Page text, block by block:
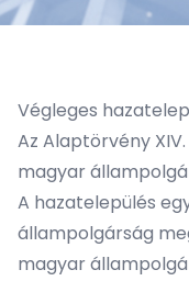
Végleges
Az Alaptörvény
magyar
A hazatelepülés
állampolgárság
magyar